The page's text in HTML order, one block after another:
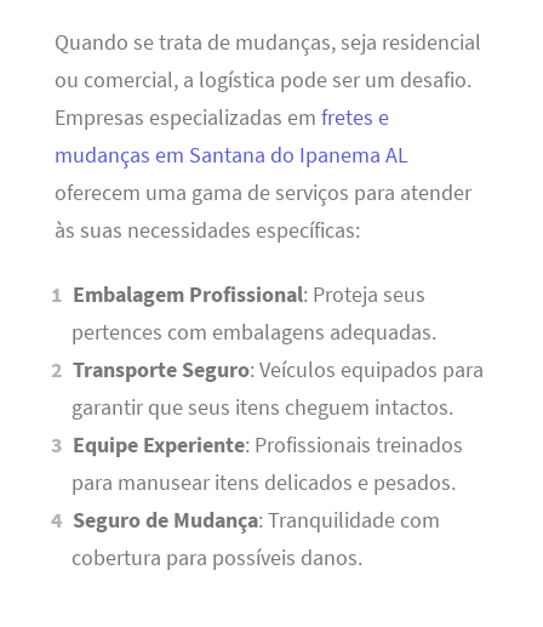
Quando se trata de mudanças, seja residencial
ou comercial, a logística pode ser um desafio.
Empresas especializadas em fretes e
mudanças em Santana do Ipanema AL
oferecem uma gama de serviços para atender
às suas necessidades específicas:
Embalagem Profissional: Proteja seus
pertences com embalagens adequadas.
Transporte Seguro: Veículos equipados para
garantir que seus itens cheguem intactos.
Equipe Experiente: Profissionais treinados
para manusear itens delicados e pesados.
Seguro de Mudança: Tranquilidade com
cobertura para possíveis danos.